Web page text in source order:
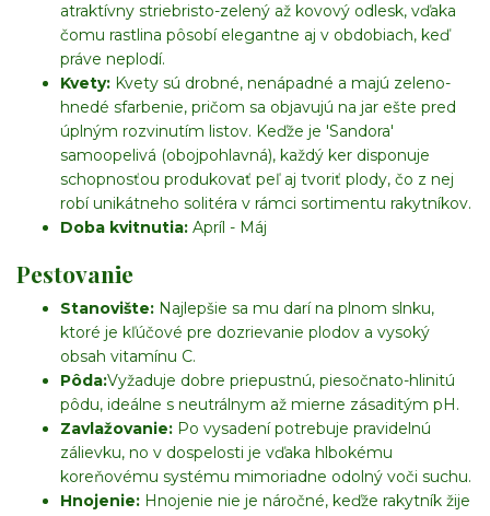
atraktívny striebristo-zelený až kovový odlesk, vďaka
čomu rastlina pôsobí elegantne aj v obdobiach, keď
práve neplodí.
Kvety: Kvety sú drobné, nenápadné a majú zeleno-
hnedé sfarbenie, pričom sa objavujú na jar ešte pred
úplným rozvinutím listov. Keďže je 'Sandora'
samoopelivá (obojpohlavná), každý ker disponuje
schopnosťou produkovať peľ aj tvoriť plody, čo z nej
robí unikátneho solitéra v rámci sortimentu rakytníkov.
Doba kvitnutia: Apríl - Máj
Pestovanie
Stanovište: Najlepšie sa mu darí na plnom slnku,
ktoré je kľúčové pre dozrievanie plodov a vysoký
obsah vitamínu C.
Pôda:Vyžaduje dobre priepustnú, piesočnato-hlinitú
pôdu, ideálne s neutrálnym až mierne zásaditým pH.
Zavlažovanie: Po vysadení potrebuje pravidelnú
zálievku, no v dospelosti je vďaka hlbokému
koreňovému systému mimoriadne odolný voči suchu.
Hnojenie: Hnojenie nie je náročné, keďže rakytník žije